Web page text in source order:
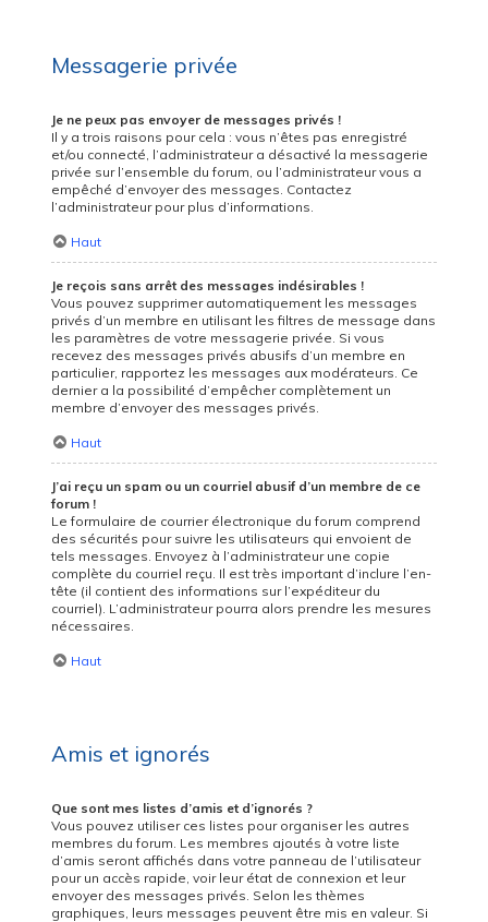
Messagerie privée
Je ne peux pas envoyer de messages privés !
Il y a trois raisons pour cela : vous n’êtes pas enregistré
et/ou connecté, l’administrateur a désactivé la messagerie
privée sur l’ensemble du forum, ou l’administrateur vous a
empêché d’envoyer des messages. Contactez
l’administrateur pour plus d’informations.
Haut
Je reçois sans arrêt des messages indésirables !
Vous pouvez supprimer automatiquement les messages
privés d’un membre en utilisant les filtres de message dans
les paramètres de votre messagerie privée. Si vous
recevez des messages privés abusifs d’un membre en
particulier, rapportez les messages aux modérateurs. Ce
dernier a la possibilité d’empêcher complètement un
membre d’envoyer des messages privés.
Haut
J’ai reçu un spam ou un courriel abusif d’un membre de ce
forum !
Le formulaire de courrier électronique du forum comprend
des sécurités pour suivre les utilisateurs qui envoient de
tels messages. Envoyez à l’administrateur une copie
complète du courriel reçu. Il est très important d’inclure l’en-
tête (il contient des informations sur l’expéditeur du
courriel). L’administrateur pourra alors prendre les mesures
nécessaires.
Haut
Amis et ignorés
Que sont mes listes d’amis et d’ignorés ?
Vous pouvez utiliser ces listes pour organiser les autres
membres du forum. Les membres ajoutés à votre liste
d’amis seront affichés dans votre panneau de l’utilisateur
pour un accès rapide, voir leur état de connexion et leur
envoyer des messages privés. Selon les thèmes
graphiques, leurs messages peuvent être mis en valeur. Si